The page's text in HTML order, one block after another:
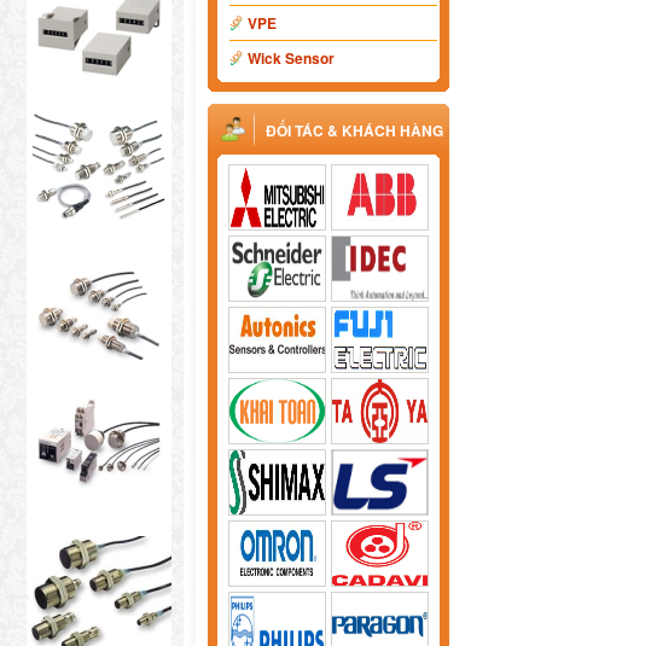
VPE
Wick Sensor
ĐỐI TÁC & KHÁCH HÀNG